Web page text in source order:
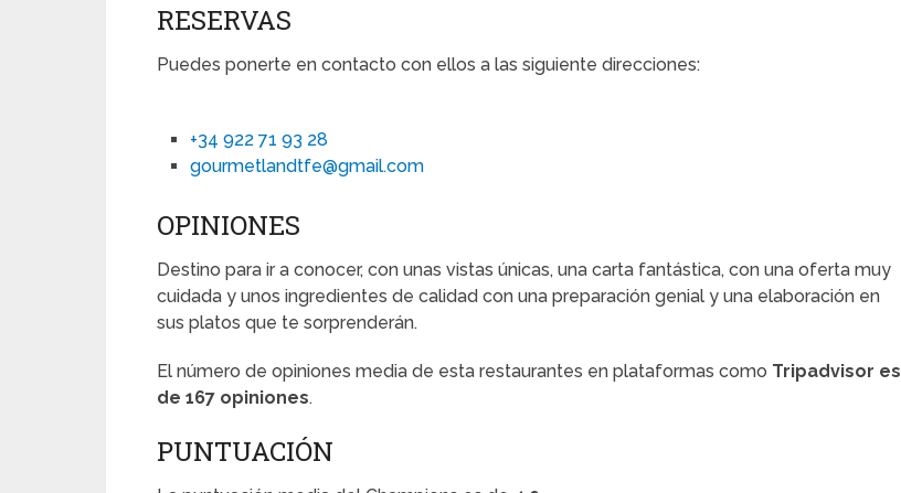
RESERVAS
Puedes ponerte en contacto con ellos a las siguiente direcciones:
+34 922 71 93 28
gourmetlandtfe@gmail.com
OPINIONES
Destino para ir a conocer, con unas vistas únicas, una carta fantástica, con una oferta muy
cuidada y unos ingredientes de calidad con una preparación genial y una elaboración en
sus platos que te sorprenderán.
El número de opiniones media de esta restaurantes en plataformas como Tripadvisor es
de 167 opiniones.
PUNTUACIÓN